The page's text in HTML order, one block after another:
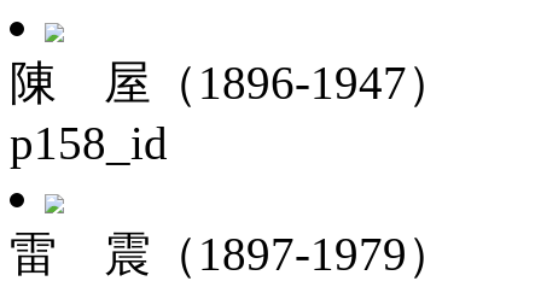
陳 屋（1896-1947）
p158_id
雷 震（1897-1979）